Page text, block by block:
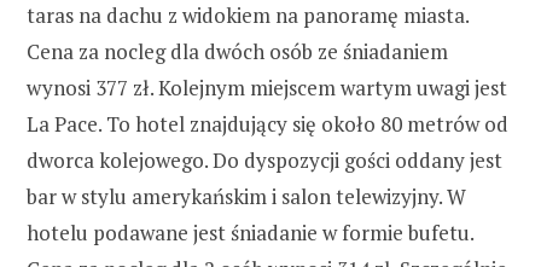
taras na dachu z widokiem na panoramę miasta.
Cena za nocleg dla dwóch osób ze śniadaniem
wynosi 377 zł. Kolejnym miejscem wartym uwagi jest
La Pace. To hotel znajdujący się około 80 metrów od
dworca kolejowego. Do dyspozycji gości oddany jest
bar w stylu amerykańskim i salon telewizyjny. W
hotelu podawane jest śniadanie w formie bufetu.